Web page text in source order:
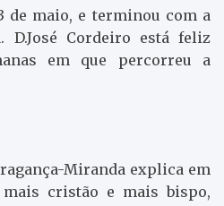
de maio, e terminou com a
D.José Cordeiro está feliz
em que percorreu a
Miranda explica em
cristão e mais bispo,